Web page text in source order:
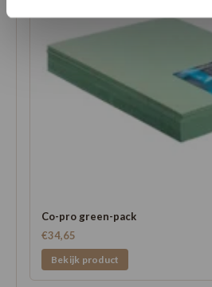
Co-pro green-pack
€34,65
Bekijk product